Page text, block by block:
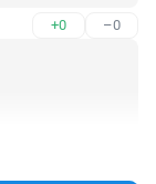
) впитает,
что ждемs...
+0 –0